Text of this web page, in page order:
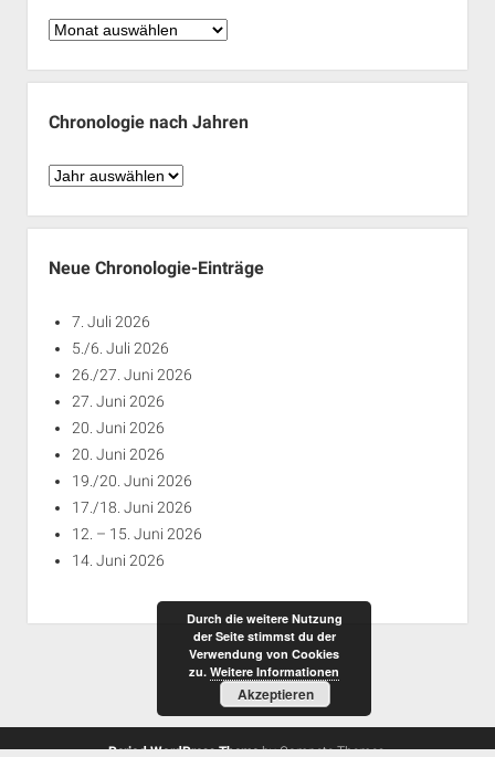
Chronologie
Monaten
Chronologie nach Jahren
Chronologie
Jahren
Neue Chronologie-Einträge
7. Juli 2026
5./6. Juli 2026
26./27. Juni 2026
27. Juni 2026
20. Juni 2026
20. Juni 2026
19./20. Juni 2026
17./18. Juni 2026
12. – 15. Juni 2026
14. Juni 2026
Period WordPress Themeby Compete Themes.
Durch die weitere Nutzung
der Seite stimmst du der
Verwendung von Cookies
zu. Weitere Informationen
Akzeptieren